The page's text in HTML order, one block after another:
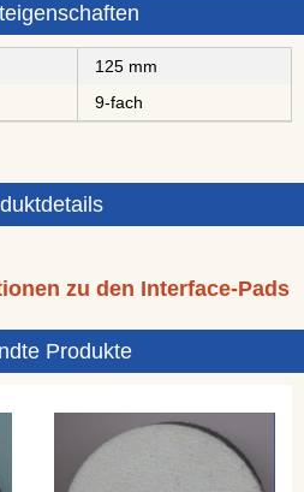
125 mm
9-fach
zu den Interface-Pads
Produkte